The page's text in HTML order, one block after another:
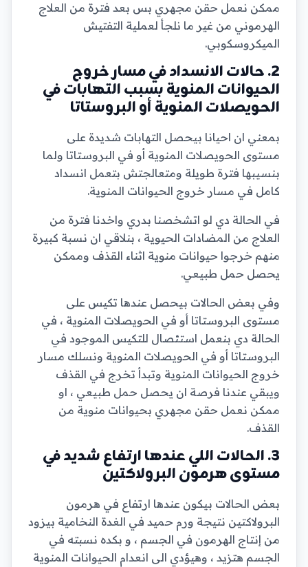
ممكن نعمل حقن مجهري بس بعد فترة من العلاج
الهرموني من غير ما نلجأ لعملية التفتيش
الميكروسكوبي.
2. حالات الانسداد في مسار خروج
الحيوانات المنوية بسبب التهابات في
الحويصلات المنوية أو البروستاتا
بمعني ان احيانا بيحصل التهابات شديدة على
مستوى الحويصلات المنوية أو في البروستاتا ولما
بنسيبها فترة طويلة ومتعالجتش بتعمل انسداد
كامل في مسار خروج الحيوانات المنوية.
في الحالة دي لو اتشخصنا بدري واخدنا فترة من
العلاج من المضادات الحيوية ، بنلاقي ان نسبة كبيرة
منهم خرجوا حيوانات منوية اثناء القذف وممكن
يحصل حمل طبيعي.
وفي بعض الحالات بيحصل عندها تكيس على
مستوى البروستاتا أو في الحويصلات المنوية ، في
الحالة دي بنعمل استئصال للتكيس الموجود في
البروستاتا أو في الحويصلات المنوية ونسلك مسار
خروج الحيوانات المنوية وتبدأ تخرج في القذف
ويبقي عندنا فرصة ان يحصل حمل طبيعي ، او
ممكن نعمل حقن مجهري بحيوانات منوية من
القذف.
3. الحالات اللي عندها ارتفاع شديد في
مستوى هرمون البرولاكتين
بعض الحالات بيكون عندها ارتفاع في هرمون
البرولاكتين نتيجة ورم حميد في الغدة النخامية بيزود
من إنتاج الهرمون في الجسم ، و بكده نسبته في
الجسم هتزيد ، وهيؤدي الى انعدام الحيوانات المنوية